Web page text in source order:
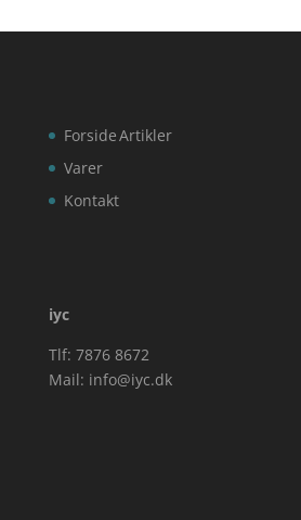
Forside
Varer
Kontakt
Artikler
iyc
Tlf: 7876 8672
Mail: info@iyc.dk